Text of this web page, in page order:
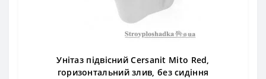
Унітаз підвісний Cersanit Mito Red,
горизонтальний злив, без сидіння